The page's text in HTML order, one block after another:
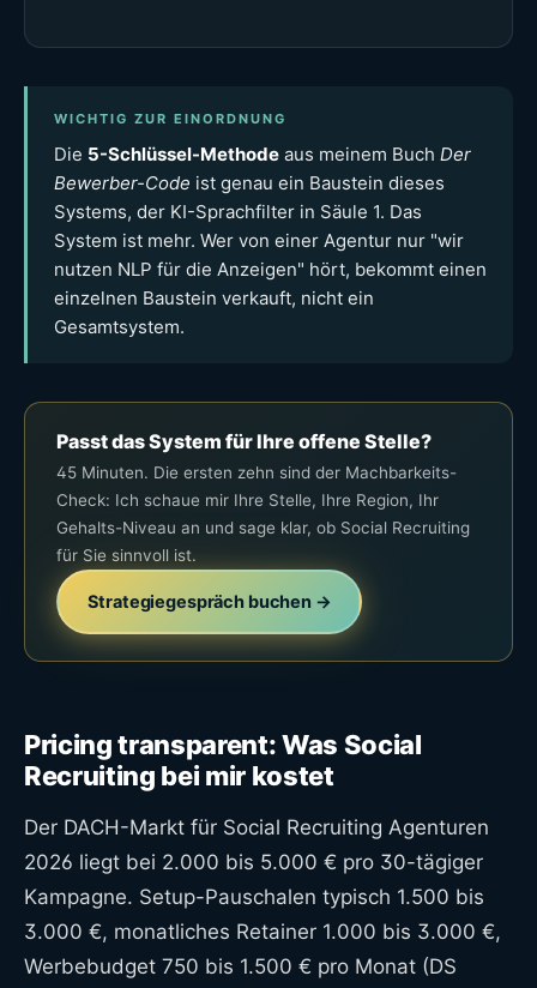
WICHTIG ZUR EINORDNUNG
Die 5-Schlüssel-Methode aus meinem Buch Der
Bewerber-Code ist genau ein Baustein dieses
Systems, der KI-Sprachfilter in Säule 1. Das
System ist mehr. Wer von einer Agentur nur "wir
nutzen NLP für die Anzeigen" hört, bekommt einen
einzelnen Baustein verkauft, nicht ein
Gesamtsystem.
Passt das System für Ihre offene Stelle?
45 Minuten. Die ersten zehn sind der Machbarkeits-
Check: Ich schaue mir Ihre Stelle, Ihre Region, Ihr
Gehalts-Niveau an und sage klar, ob Social Recruiting
für Sie sinnvoll ist.
Strategiegespräch buchen →
Pricing transparent: Was Social
Recruiting bei mir kostet
Der DACH-Markt für Social Recruiting Agenturen
2026 liegt bei 2.000 bis 5.000 € pro 30-tägiger
Kampagne. Setup-Pauschalen typisch 1.500 bis
3.000 €, monatliches Retainer 1.000 bis 3.000 €,
Werbebudget 750 bis 1.500 € pro Monat (DS